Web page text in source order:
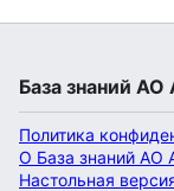
База знаний АО
Политика
О База знаний АО
Настольная